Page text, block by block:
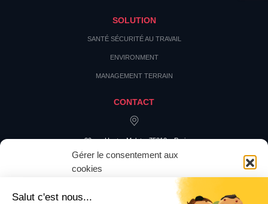
Gérer le consentement aux
cookies
Pour offrir les meilleures expériences, nous utilisons des technologies
SOLUTION
SANTÉ SÉCURITÉ AU TRAVAIL
ENVIRONMENT
MANAGEMENT TERRAIN
CONTACT
20 rue Hector Malot – 75012 – Paris